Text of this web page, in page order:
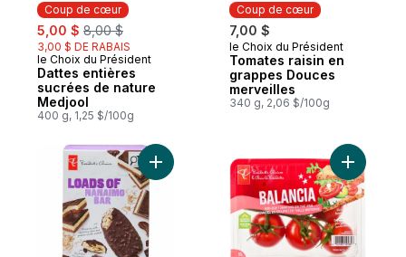
Coup de cœur
sale:
5,00 $ , formerly:
8,00 $
3,00 $ DE RABAIS
Coup de cœur
le Choix du Président
Dattes entières
sucrées de nature
Medjool
400 g, 1,25 $/100g
Coup de cœur
7,00 $
Coup de cœur
le Choix du Président
Tomates raisin en
grappes Douces
merveilles
340 g, 2,06 $/100g
Ajouter Barres de crème glacée Pleines
Ajouter